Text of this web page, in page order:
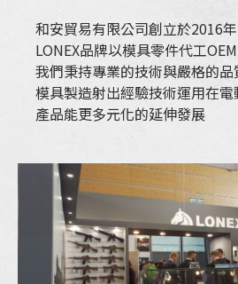
和安貿易有限公司創立於2016
LONEX品牌以模具零件代工
我們秉持專業的技術與嚴格的
模具製造射出經驗技術運用在
產品能更多元化的延伸發展